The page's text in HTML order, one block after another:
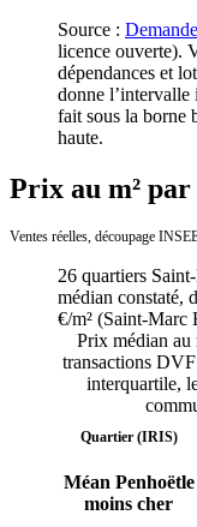
Source :
licence ouverte).
dépendances et
donne l’intervalle
fait sous la borne
haute.
Prix au m²
Ventes réelles, découpage
26 quartiers
médian constaté,
€/m² (Saint-Marc
Prix médian au
transactions DVF
interquartile,
Quartier (IRIS)
Méan Penhoëtle
moins cher